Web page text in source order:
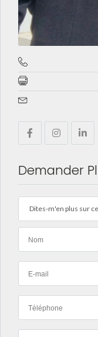
Demander
Dites-m'en plus sur